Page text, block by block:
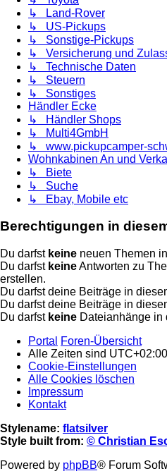
↳ Land-Rover
↳ US-Pickups
↳ Sonstige-Pickups
↳ Versicherung und
↳ Technische Daten
↳ Steuern
↳ Sonstiges
Händler Ecke
↳ Händler Shops
↳ Multi4GmbH
↳ www.pickupcamper-
Wohnkabinen An und
↳ Biete
↳ Suche
↳ Ebay, Mobile etc
Berechtigungen in
Du darfst keine neuen Themen
Du darfst keineAntworten zu
erstellen.
Du darfst deine Beiträge in
Du darfst deine Beiträge in
Du darfst keine Dateianhänge in
Portal
Foren-Übersicht
Alle Zeiten sind UTC+02:00
Cookie-Einstellungen
Alle Cookies löschen
Impressum
Kontakt
Stylename: flatsilver
Style built from: © Christian
Powered by phpBB® Forum